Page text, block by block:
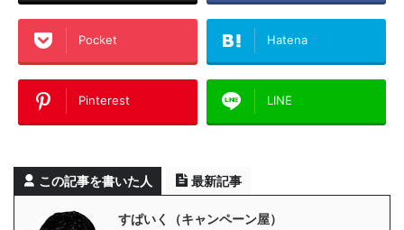
Pocket Hatena
Pinterest LINE
この記事を書いた人 最新記事
すぱいく（キャンペーン屋）